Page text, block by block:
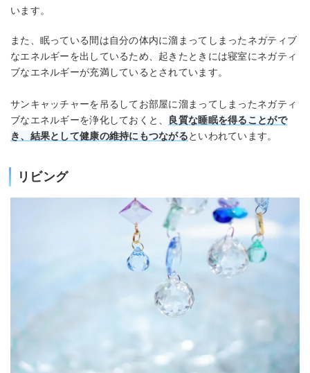
います。
また、眠っている間は自分の体内に溜まってしまったネガティブ
なエネルギーを出しているため、起きたときには寝室にネガティ
ブなエネルギーが充満しているとされています。
サンキャッチャーを吊るしてお部屋に溜まってしまったネガティ
ブなエネルギーを浄化しておくと、 良質な睡眠を得ることがで
き、結果として健康の維持にもつながるといわれています。
リビング